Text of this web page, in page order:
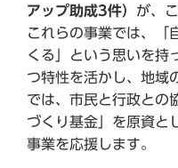
アップ助成3件） が、
これらの事業では、「
くる」という思いを持
つ特性を活かし、地域
では、市民と行政との
づくり基金」を原資と
事業を応援します。